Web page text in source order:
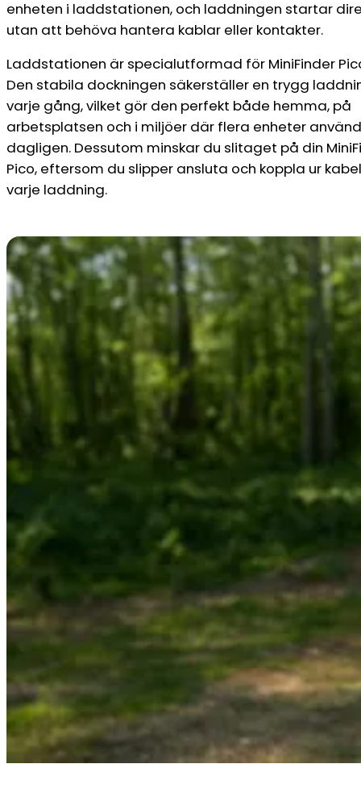
enheten i laddstationen, och laddningen startar
utan att behöva hantera kablar eller kontakter.
Laddstationen är specialutformad för MiniFinder
Den stabila dockningen säkerställer en trygg
varje gång, vilket gör den perfekt både hemma, på
arbetsplatsen och i miljöer där flera enheter
dagligen. Dessutom minskar du slitaget på din
Pico, eftersom du slipper ansluta och koppla ur
varje laddning.